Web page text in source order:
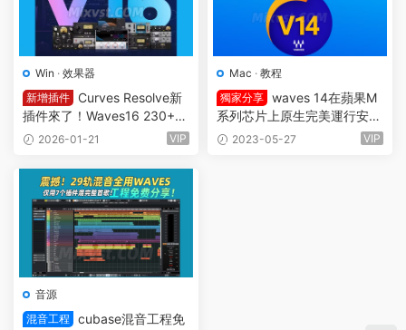
Win · 效果器
新增插件
Curves Resolve新
插件來了！Waves16 230+插
件Waves Ultimate 16 v26.0
效果全套插件)
2026-01-21 VIP
Mac · 教程
獨家分享 waves 14在蘋果M
系列芯片上原生完美運行安裝
設置教程！AAX和AU插件全
2023-05-27 VIP
音源
混音工程
cubase混音工程免